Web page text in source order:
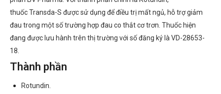
thuốc Transda-S được sử dụng để điều trị mất ngủ, hỗ trợ giảm
đau trong một số trường hợp đau co thắt cơ trơn. Thuốc hiện
đang được lưu hành trên thị trường với số đăng ký là VD-28653-
18.
Thành phần
Rotundin.